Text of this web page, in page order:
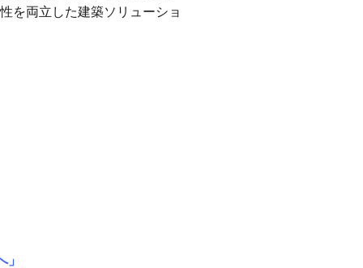
を両立した建築ソリューショ